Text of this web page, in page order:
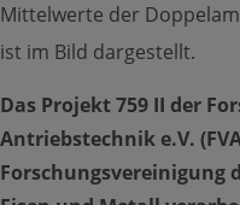
Mittelwerte der
ist im Bild dargestellt.
Das Projekt 759 II der
Antriebstechnik e.V.
Forschungsvereinigung